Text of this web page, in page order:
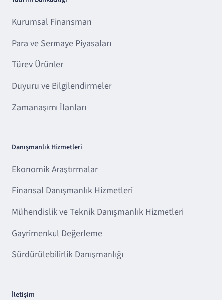
Kurumsal Finansman
Para ve Sermaye Piyasaları
Türev Ürünler
Duyuru ve Bilgilendirmeler
Zamanaşımı İlanları
Danışmanlık Hizmetleri
Ekonomik Araştırmalar
Finansal Danışmanlık Hizmetleri
Mühendislik ve Teknik Danışmanlık Hizmetleri
Gayrimenkul Değerleme
Sürdürülebilirlik Danışmanlığı
İletişim